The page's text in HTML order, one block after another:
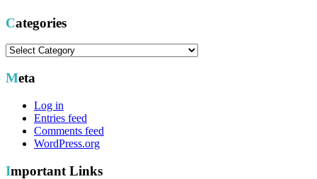
Categories
Categories
Meta
Log in
Entries feed
Comments feed
WordPress.org
Important Links